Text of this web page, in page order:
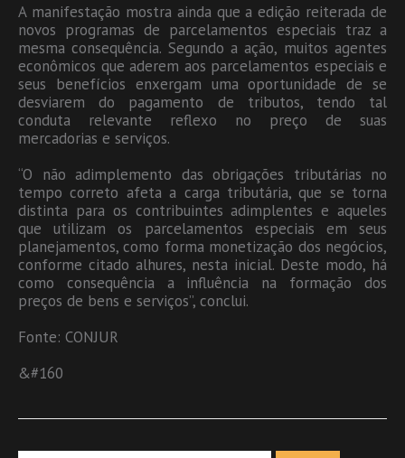
A manifestação mostra ainda que a edição reiterada de
novos programas de parcelamentos especiais traz a
mesma consequência. Segundo a ação, muitos agentes
econômicos que aderem aos parcelamentos especiais e
seus benefícios enxergam uma oportunidade de se
desviarem do pagamento de tributos, tendo tal
conduta relevante reflexo no preço de suas
mercadorias e serviços.
“O não adimplemento das obrigações tributárias no
tempo correto afeta a carga tributária, que se torna
distinta para os contribuintes adimplentes e aqueles
que utilizam os parcelamentos especiais em seus
planejamentos, como forma monetização dos negócios,
conforme citado alhures, nesta inicial. Deste modo, há
como consequência a influência na formação dos
preços de bens e serviços”, conclui.
Fonte: CONJUR
&#160